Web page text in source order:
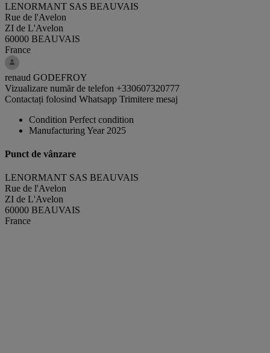
LENORMANT SAS BEAUVAIS
Rue de l'Avelon
ZI de L'Avelon
60000 BEAUVAIS
France
renaud GODEFROY
Vizualizare număr de telefon +330607320777
Contactați folosind Whatsapp Trimitere mesaj
Condition Perfect condition
Manufacturing Year 2025
Punct de vânzare
LENORMANT SAS BEAUVAIS
Rue de l'Avelon
ZI de L'Avelon
60000 BEAUVAIS
France